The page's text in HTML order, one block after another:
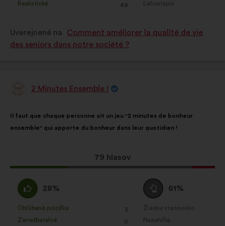
Realistické
: 49
krát Ľahostajný
:krát
Uverejnené na
Comment améliorer la qualité de vie
des seniors dans notre société ?
Návrh: 2 Minutes Ensemble !
návrhu:
Il faut que chaque personne ait un jeu "2 minutes de bonheur
ensemble" qui apporte du bonheur dans leur quotidien !
Tento
návrh
79 hlasov
rozdelením:
Súhlasím
:
28%
Obľúbená položka
: 3
krát
Zanedbateľné
: 0
krát
Neutrálny
hlas
:
61%
Žiadne stanovisko
:krát
Nezahŕňa
:krát